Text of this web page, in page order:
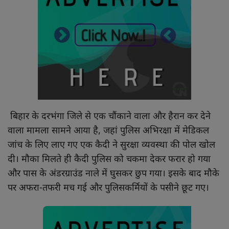
खाना खजाना
बिहार के दरभंगा जिले से एक चौंकाने वाला और हैरान कर देने
वाला मामला सामने आया है, जहां पुलिस अभिरक्षा में मेडिकल
जांच के लिए लाए गए एक कैदी ने सुरक्षा व्यवस्था की पोल खोल
दी। मौका मिलते ही कैदी पुलिस को चकमा देकर फरार हो गया
और पास के अंडरग्राउंड नाले में घुसकर छुप गया। इसके बाद मौके
पर अफरा-तफरी मच गई और पुलिसकर्मियों के पसीने छूट गए।